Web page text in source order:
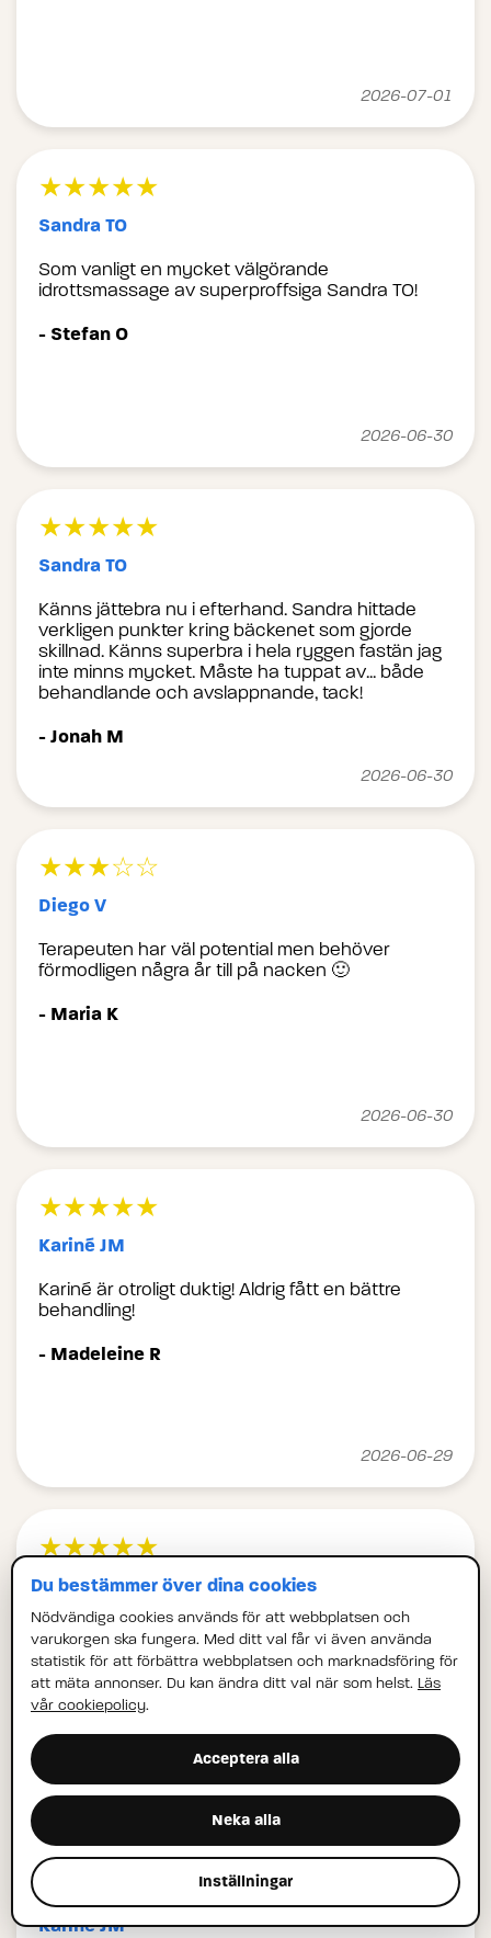
2026-07-01
★★★★★
Sandra TO
Som vanligt en mycket välgörande
idrottsmassage av superproffsiga Sandra TO!
- Stefan O
2026-06-30
★★★★★
Sandra TO
Känns jättebra nu i efterhand. Sandra hittade
verkligen punkter kring bäckenet som gjorde
skillnad. Känns superbra i hela ryggen fastän jag
inte minns mycket. Måste ha tuppat av… både
behandlande och avslappnande, tack!
- Jonah M
2026-06-30
★★★☆☆
Diego V
Terapeuten har väl potential men behöver
förmodligen några år till på nacken 🙂
- Maria K
2026-06-30
★★★★★
Kariné JM
Kariné är otroligt duktig! Aldrig fått en bättre
behandling!
- Madeleine R
2026-06-29
★★★★★
Sandra TO
Väldigt skönt att få stressen bortknådad
- Joakim B
2026-06-29
Kariné JM
Du bestämmer över dina cookies
Nödvändiga cookies används för att webbplatsen och
varukorgen ska fungera. Med ditt val får vi även använda
statistik för att förbättra webbplatsen och marknadsföring för
att mäta annonser. Du kan ändra ditt val när som helst. Läs
vår cookiepolicy.
Acceptera alla
Neka alla
Inställningar